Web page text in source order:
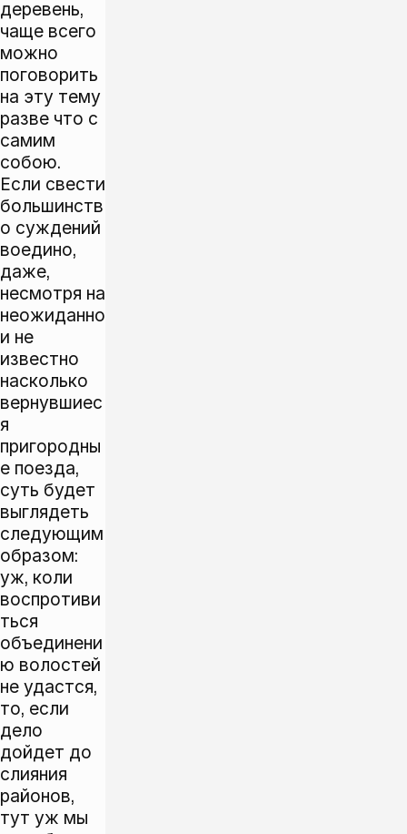
деревень,
чаще всего
можно
поговорить
на эту тему
разве что с
самим
собою.
Если свести
большинств
о суждений
воедино,
даже,
несмотря на
неожиданно
и не
известно
насколько
вернувшиес
я
пригородны
е поезда,
суть будет
выглядеть
следующим
образом:
уж, коли
воспротиви
ться
объединени
ю волостей
не удастся,
то, если
дело
дойдет до
слияния
районов,
тут уж мы